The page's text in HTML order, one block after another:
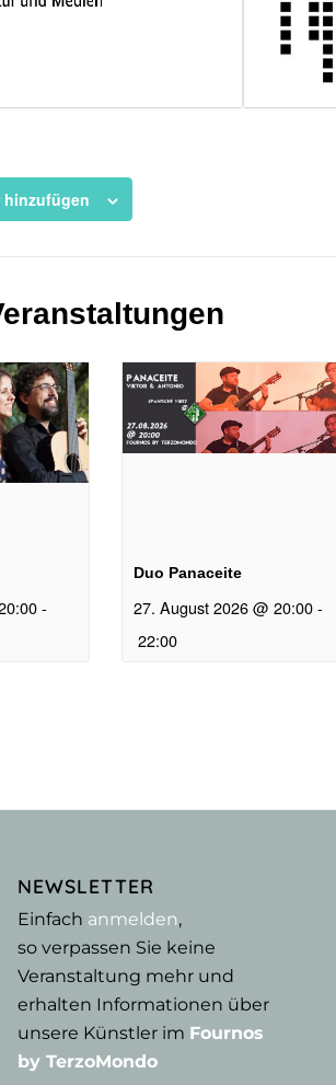
hinzufügen
-
Duo Panaceite
27. August 2026 @ 20:00 -
22:00
NEWSLETTER
Einfach anmelden,
so verpassen Sie keine
Veranstaltung mehr und
erhalten Informationen über
unsere Künstler im Fournos
by TerzoMondo